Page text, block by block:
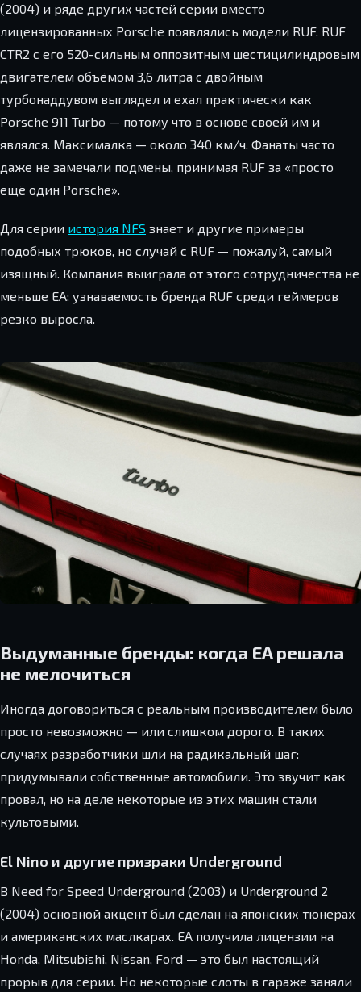
(2004) и ряде других частей серии вместо
лицензированных Porsche появлялись модели RUF. RUF
CTR2 с его 520-сильным оппозитным шестицилиндровым
двигателем объёмом 3,6 литра с двойным
турбонаддувом выглядел и ехал практически как
Porsche 911 Turbo — потому что в основе своей им и
являлся. Максималка — около 340 км/ч. Фанаты часто
даже не замечали подмены, принимая RUF за «просто
ещё один Porsche».
Для серии история NFS знает и другие примеры
подобных трюков, но случай с RUF — пожалуй, самый
изящный. Компания выиграла от этого сотрудничества не
меньше EA: узнаваемость бренда RUF среди геймеров
резко выросла.
Выдуманные бренды: когда EA решала
не мелочиться
Иногда договориться с реальным производителем было
просто невозможно — или слишком дорого. В таких
случаях разработчики шли на радикальный шаг:
придумывали собственные автомобили. Это звучит как
провал, но на деле некоторые из этих машин стали
культовыми.
El Nino и другие призраки Underground
В Need for Speed Underground (2003) и Underground 2
(2004) основной акцент был сделан на японских тюнерах
и американских маслкарах. EA получила лицензии на
Honda, Mitsubishi, Nissan, Ford — это был настоящий
прорыв для серии. Но некоторые слоты в гараже заняли